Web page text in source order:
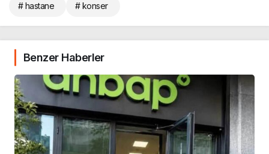
# hastane # konser
Benzer Haberler